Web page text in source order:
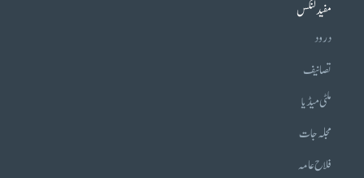
مفید لنکس
درود
تصانیف
ملٹی میڈیا
مجلہ جات
فلاح عامہ